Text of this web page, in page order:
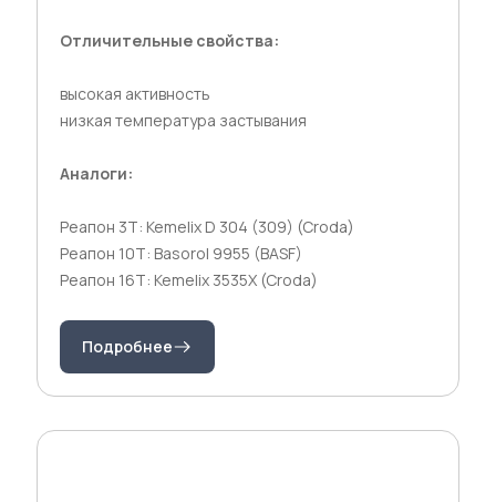
Отличительные свойства:
высокая активность
низкая температура застывания
Аналоги:
Реапон 3Т: Kemelix D 304 (309) (Croda)
Реапон 10Т: Basorol 9955 (BASF)
Реапон 16Т: Kemelix 3535X (Croda)
Подробнее